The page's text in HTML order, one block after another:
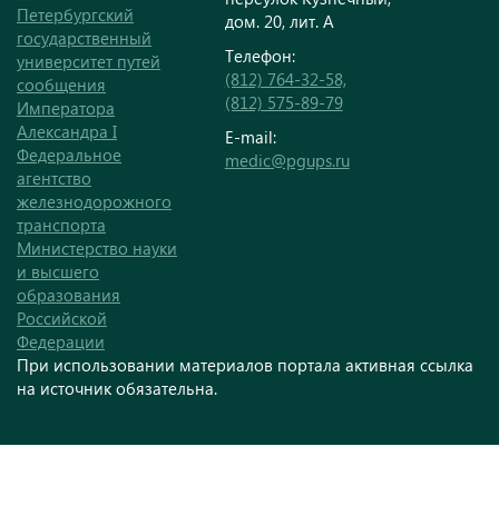
Петербургский
государственный
университет путей
сообщения
Императора
Александра I
Федеральное
агентство
железнодорожного
транспорта
Министерство науки
и высшего
образования
Российской
Федерации
дом. 20, лит. А
Телефон:
(812) 764-32-58,
(812) 575-89-79
E-mail:
medic@pgups.ru
При использовании материалов портала активная ссылка
на источник обязательна.